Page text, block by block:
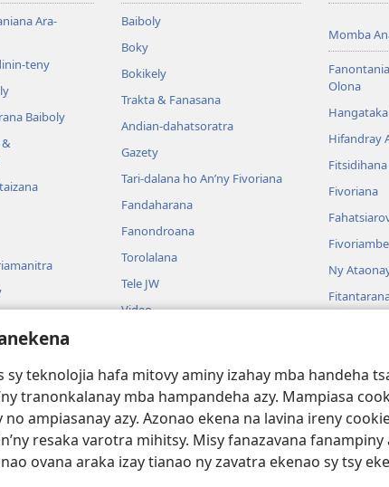
sy teknolojia hafa mitovy aminy izahay mba handeha
tranonkalanay mba hampandeha azy. Mampiasa
ampiasanay azy. Azonao ekena na lavina ireny
resaka varotra mihitsy. Misy fanazavana fanampiny
ovana araka izay tianao ny zavatra ekenao sy tsy
Ara-
teny
Baiboly
Baiboly
Boky
Bokikely
Trakta & Fanasana
Andian-dahatsoratra
Gazety
Tari-dalana ho An’ny Fivoriana
Fandaharana
Fanondroana
Torolalana
Tele JW
Video
Tantara Henoina
Momba
Olona
Hifandray
Fivoriana
Fivoriambe
Ny
© 2026 Watch Tower Bible and Tract Society of Pennsylvania.